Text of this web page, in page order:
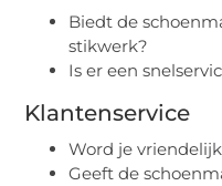
Biedt de
stikwerk?
Is er een
Klantenservice
Word je
Geeft de